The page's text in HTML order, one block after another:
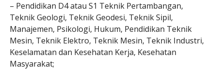
– Pendidikan D4 atau S1 Teknik Pertambangan,
Teknik Geologi, Teknik Geodesi, Teknik Sipil,
Manajemen, Psikologi, Hukum, Pendidikan Teknik
Mesin, Teknik Elektro, Teknik Mesin, Teknik Industri,
Keselamatan dan Kesehatan Kerja, Kesehatan
Masyarakat;